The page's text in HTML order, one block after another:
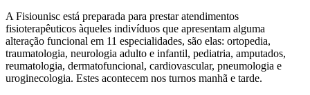
A Fisiounisc está preparada para prestar atendimentos
fisioterapêuticos àqueles indivíduos que apresentam alguma
alteração funcional em 11 especialidades, são elas: ortopedia,
traumatologia, neurologia adulto e infantil, pediatria, amputados,
reumatologia, dermatofuncional, cardiovascular, pneumologia e
uroginecologia. Estes acontecem nos turnos manhã e tarde.